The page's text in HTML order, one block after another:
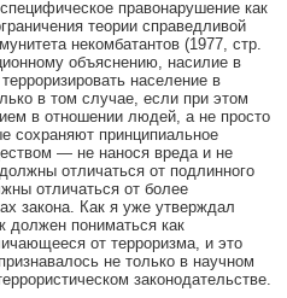
правонарушение как
теории справедливой
некомбатантов (1977, стр.
объяснению, насилие в
население в
в том случае, если при этом
в отношении людей, а не просто
сохраняют принципиальное
— не нанося вреда и не
отличаться от подлинного
отличаться от более
закона. Как я уже утверждал
должен пониматься как
от терроризма, и это
не только в научном
законодательстве.